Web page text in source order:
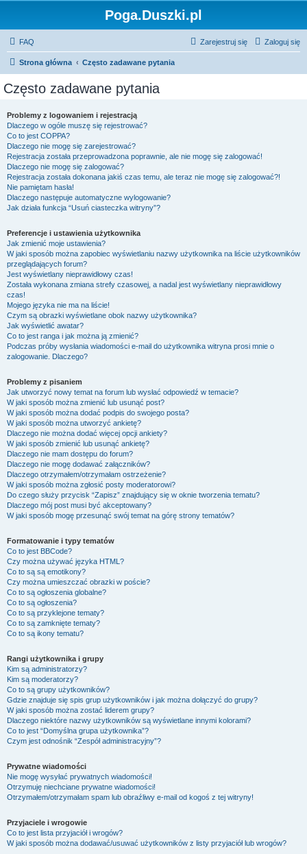
Poga.Duszki.pl
FAQ Zaloguj się
Zarejestruj się
Strona główna Często zadawane pytania
Często zadawane pytania
Problemy z logowaniem i rejestracją
Dlaczego w ogóle muszę się rejestrować?
Co to jest COPPA?
Dlaczego nie mogę się zarejestrować?
Rejestracja została przeprowadzona poprawnie, ale nie mogę się zalogować!
Dlaczego nie mogę się zalogować?
Rejestracja została dokonana jakiś czas temu, ale teraz nie mogę się zalogować?!
Nie pamiętam hasła!
Dlaczego następuje automatyczne wylogowanie?
Jak działa funkcja “Usuń ciasteczka witryny”?
Preferencje i ustawienia użytkownika
Jak zmienić moje ustawienia?
W jaki sposób można zapobiec wyświetlaniu nazwy użytkownika na liście użytkowników
przeglądających forum?
Jest wyświetlany nieprawidłowy czas!
Została wykonana zmiana strefy czasowej, a nadal jest wyświetlany nieprawidłowy
czas!
Mojego języka nie ma na liście!
Czym są obrazki wyświetlane obok nazwy użytkownika?
Jak wyświetlić awatar?
Co to jest ranga i jak można ją zmienić?
Podczas próby wysłania wiadomości e-mail do użytkownika witryna prosi mnie o
zalogowanie. Dlaczego?
Problemy z pisaniem
Jak utworzyć nowy temat na forum lub wysłać odpowiedź w temacie?
W jaki sposób można zmienić lub usunąć post?
W jaki sposób można dodać podpis do swojego posta?
W jaki sposób można utworzyć ankietę?
Dlaczego nie można dodać więcej opcji ankiety?
W jaki sposób zmienić lub usunąć ankietę?
Dlaczego nie mam dostępu do forum?
Dlaczego nie mogę dodawać załączników?
Dlaczego otrzymałem/otrzymałam ostrzeżenie?
W jaki sposób można zgłosić posty moderatorowi?
Do czego służy przycisk “Zapisz” znajdujący się w oknie tworzenia tematu?
Dlaczego mój post musi być akceptowany?
W jaki sposób mogę przesunąć swój temat na górę strony tematów?
Formatowanie i typy tematów
Co to jest BBCode?
Czy można używać języka HTML?
Co to są są emotikony?
Czy można umieszczać obrazki w poście?
Co to są ogłoszenia globalne?
Co to są ogłoszenia?
Co to są przyklejone tematy?
Co to są zamknięte tematy?
Co to są ikony tematu?
Rangi użytkownika i grupy
Kim są administratorzy?
Kim są moderatorzy?
Co to są grupy użytkowników?
Gdzie znajduje się spis grup użytkowników i jak można dołączyć do grupy?
W jaki sposób można zostać liderem grupy?
Dlaczego niektóre nazwy użytkowników są wyświetlane innymi kolorami?
Co to jest “Domyślna grupa użytkownika”?
Czym jest odnośnik “Zespół administracyjny”?
Prywatne wiadomości
Nie mogę wysyłać prywatnych wiadomości!
Otrzymuję niechciane prywatne wiadomości!
Otrzymałem/otrzymałam spam lub obraźliwy e-mail od kogoś z tej witryny!
Przyjaciele i wrogowie
Co to jest lista przyjaciół i wrogów?
W jaki sposób można dodawać/usuwać użytkowników z listy przyjaciół lub wrogów?